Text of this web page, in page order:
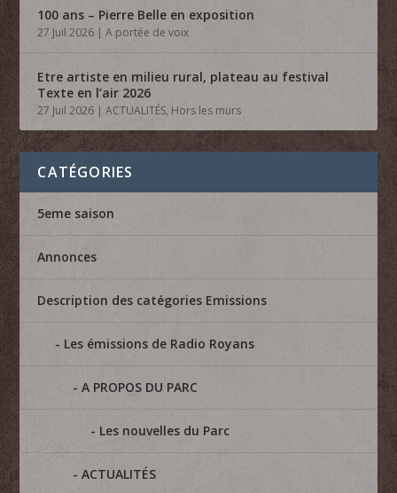
100 ans – Pierre Belle en exposition
27 Juil 2026 |A portée de voix
Etre artiste en milieu rural, plateau au festival
Texte en l’air 2026
27 Juil 2026 |ACTUALITÉS, Hors les murs
CATÉGORIES
5eme saison
Annonces
Description des catégories Emissions
Les émissions de Radio Royans
A PROPOS DU PARC
Les nouvelles du Parc
ACTUALITÉS